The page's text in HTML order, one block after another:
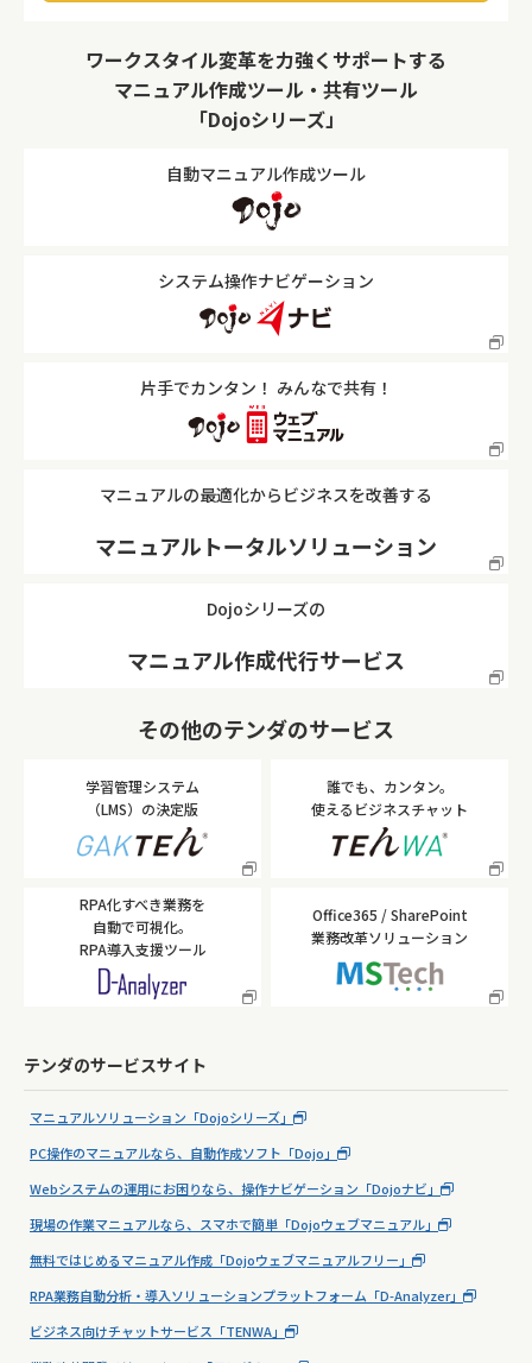
ワークスタイル変革を力強くサポートする
マニュアル作成ツール・共有ツール
「Dojoシリーズ」
自動マニュアル作成ツール
システム操作ナビゲーション
片手でカンタン！ みんなで共有！
マニュアルの最適化からビジネスを改善する
マニュアルトータルソリューション
Dojoシリーズの
マニュアル作成代行サービス
その他のテンダのサービス
学習管理システム
（LMS）の決定版
誰でも、カンタン。
使えるビジネスチャット
RPA化すべき業務を
自動で可視化。
RPA導入支援ツール
Office365 / SharePoint
業務改革ソリューション
テンダのサービスサイト
マニュアルソリューション「Dojoシリーズ」
PC操作のマニュアルなら、自動作成ソフト「Dojo」
Webシステムの運用にお困りなら、操作ナビゲーション「Dojoナビ」
現場の作業マニュアルなら、スマホで簡単「Dojoウェブマニュアル」
無料ではじめるマニュアル作成「Dojoウェブマニュアルフリー」
RPA業務自動分析・導入ソリューションプラットフォーム「D-Analyzer」
ビジネス向けチャットサービス「TENWA」